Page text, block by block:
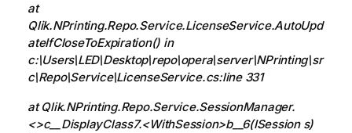
at
Qlik.NPrinting.Repo.Service.LicenseService.AutoUpd
ateIfCloseToExpiration() in
c:\Users\LED\Desktop\repo\opera\server\NPrinting\sr
c\Repo\Service\LicenseService.cs:line 331
at Qlik.NPrinting.Repo.Service.SessionManager.
<>c__DisplayClass7.<WithSession>b__6(ISession s)